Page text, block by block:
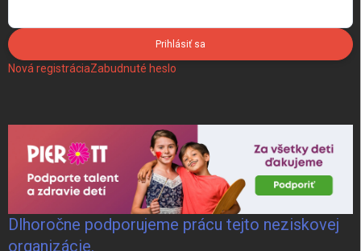
Prihlásiť sa
Nová registráciaZabudnuté heslo
Dlhoročne podporujeme prácu tejto neziskovej
organizácie.